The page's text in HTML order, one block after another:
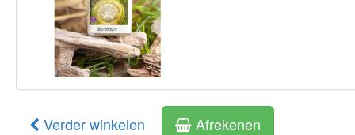
Verder winkelen Afrekenen